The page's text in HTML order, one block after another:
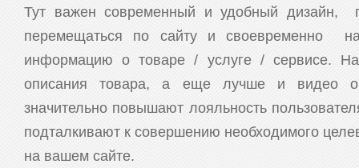
Тут важен современный и удобный дизайн,
перемещаться по сайту и своевременно
информацию о товаре / услуге / сервисе.
описания товара, а еще лучше и видео
значительно повышают лояльность
подталкивают к совершению необходимого
на вашем сайте.